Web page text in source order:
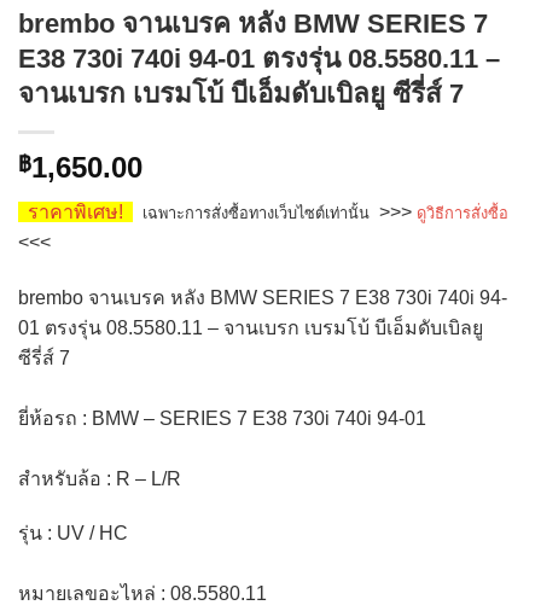
brembo จานเบรค หลัง BMW SERIES 7
E38 730i 740i 94-01 ตรงรุ่น 08.5580.11 –
จานเบรก เบรมโบ้ บีเอ็มดับเบิลยู ซีรี่ส์ 7
฿1,650.00
ราคาพิเศษ! เฉพาะการสั่งซื้อทางเว็บไซต์เท่านั้น >>> ดูวิธีการสั่งซื้อ
<<<
brembo จานเบรค หลัง BMW SERIES 7 E38 730i 740i 94-
01 ตรงรุ่น 08.5580.11 – จานเบรก เบรมโบ้ บีเอ็มดับเบิลยู
ซีรี่ส์ 7
ยี่ห้อรถ : BMW – SERIES 7 E38 730i 740i 94-01
สำหรับล้อ : R – L/R​
รุ่น : UV / HC
หมายเลขอะไหล่ : 08.5580.11